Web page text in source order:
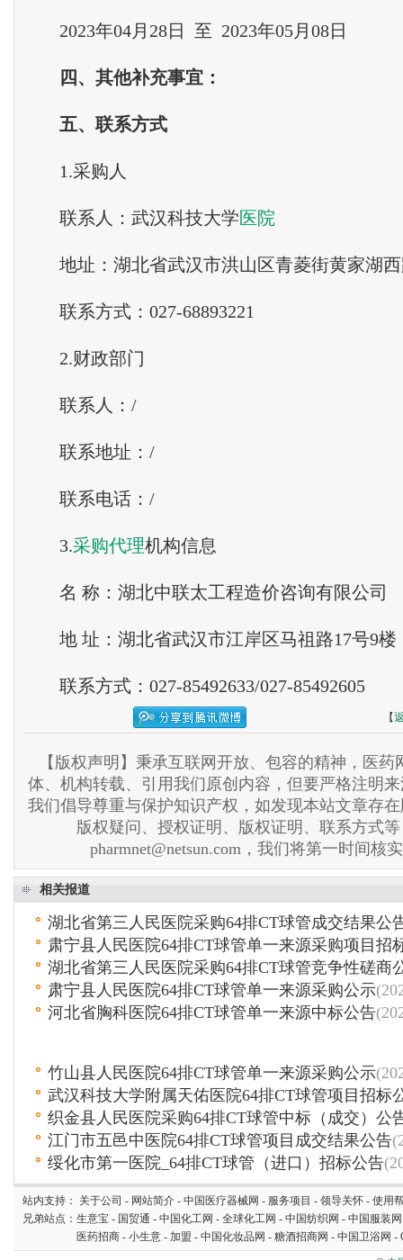
2023年04月28日 至 2023年05月08日
四 、 其他补充事宜 ：
五、 联系方式
1.采购人
联系人：武汉科技大学医院
地址：湖北省武汉市洪山区青菱街黄家湖西
联系方式：027-68893221
2.财政部门
联系人：/
联系地址：/
联系电话：/
3.采购代理机构信息
名 称：湖北中联太工程造价咨询有限公司
地 址：湖北省武汉市江岸区马祖路17号9楼
联系方式：027-85492633/027-85492605
【
【版权声明】秉承互联网开放、包容的精神，医药
体、机构转载、引用我们原创内容，但要严格注明
我们倡导尊重与保护知识产权，如发现本站文章存
版权疑问、授权证明、版权证明、联系方式
pharmnet@netsun.com，我们将第一时间核
相关报道
湖北省第三人民医院采购64排CT球管成交结果公
肃宁县人民医院64排CT球管单一来源采购项目招
湖北省第三人民医院采购64排CT球管竞争性磋商
肃宁县人民医院64排CT球管单一来源采购公示
河北省胸科医院64排CT球管单一来源中标公告
竹山县人民医院64排CT球管单一来源采购公示
武汉科技大学附属天佑医院64排CT球管项目招标
织金县人民医院采购64排CT球管中标（成交）公
江门市五邑中医院64排CT球管项目成交结果公告
绥化市第一医院_64排CT球管（进口）招标公告
站内支持： 关于公司 - 网站简介 - 中国医疗器械网 - 服务项目 - 领导关怀 - 使用
兄弟站点： 生意宝 - 国贸通 - 中国化工网 - 全球化工网 - 中国纺织网 - 中国服装网
医药招商 - 小生意 - 加盟 - 中国化妆品网 - 糖酒招商网 - 中国卫浴网 -